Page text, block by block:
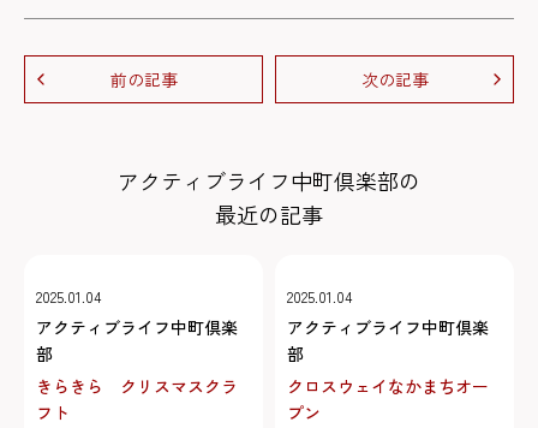
前の記事 次の記事
アクティブライフ中町倶楽部の
最近の記事
2025.01.04
アクティブライフ中町倶楽
部
きらきら クリスマスクラ
フト
2025.01.04
アクティブライフ中町倶楽
部
クロスウェイなかまちオー
プン